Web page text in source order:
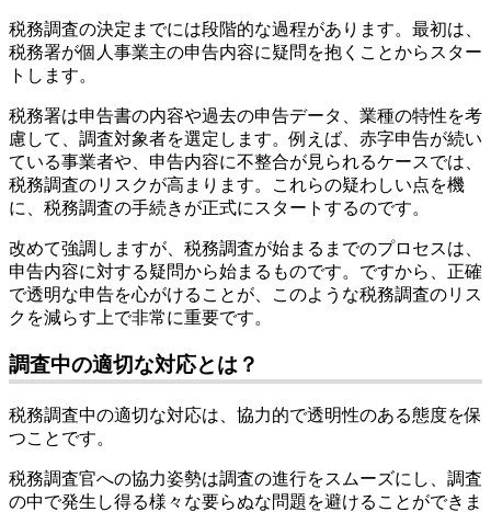
税務調査の決定までには段階的な過程があります。最初は、
税務署が個人事業主の申告内容に疑問を抱くことからスター
トします。
税務署は申告書の内容や過去の申告データ、業種の特性を考
慮して、調査対象者を選定します。例えば、赤字申告が続い
ている事業者や、申告内容に不整合が見られるケースでは、
税務調査のリスクが高まります。これらの疑わしい点を機
に、税務調査の手続きが正式にスタートするのです。
改めて強調しますが、税務調査が始まるまでのプロセスは、
申告内容に対する疑問から始まるものです。ですから、正確
で透明な申告を心がけることが、このような税務調査のリス
クを減らす上で非常に重要です。
調査中の適切な対応とは？
税務調査中の適切な対応は、協力的で透明性のある態度を保
つことです。
税務調査官への協力姿勢は調査の進行をスムーズにし、調査
の中で発生し得る様々な要らぬな問題を避けることができま